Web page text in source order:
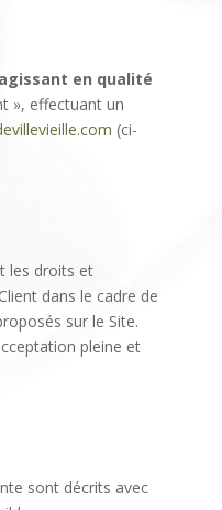
en qualité
», effectuant un
(ci-
les droits et
dans le cadre de
sur le Site.
pleine et
sont décrits avec